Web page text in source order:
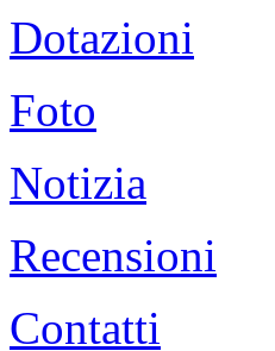
Dotazioni
Foto
Notizia
Recensioni
Contatti